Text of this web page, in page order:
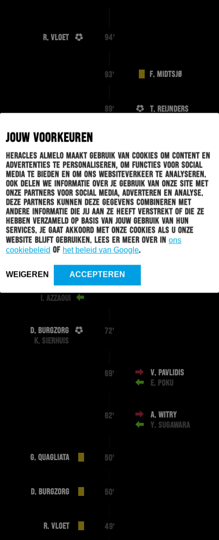
JOUW VOORKEUREN
Heracles Almelo maakt gebruik van cookies om content en
advertenties te personaliseren, om functies voor social
media te bieden en om ons websiteverkeer te analyseren.
Ook delen we informatie over je gebruik van onze site met
onze partners voor social media, adverteren en analyse.
Deze partners kunnen deze gegevens combineren met
andere informatie die jij aan ze heeft verstrekt of die ze
hebben verzameld op basis van jouw gebruik van hun
services. Je gaat akkoord met onze cookies als u onze
website blijft gebruiken. Lees er meer over in ons
cookiebeleid of het beleid van Google.
WEIGEREN ACCEPTEREN
R. VLOET 94'
93' F. MIDTSJØ
89'
T. REIJNDERS
L. DE LA TORRE
L. SCHOOFS
87'
86'
T. LETSCHERT
T. REIJNDERS
86'
A.
GUÐMUNDSSON
K. SIERHUIS
I. AZZAOUI
D. BURGZORG
K. SIERHUIS
72'
69'
V. PAVLIDIS
E. POKU
62'
A. WITRY
Y. SUGAWARA
G. QUAGLIATA 50'
D. BURGZORG 50'
R. VLOET 49'